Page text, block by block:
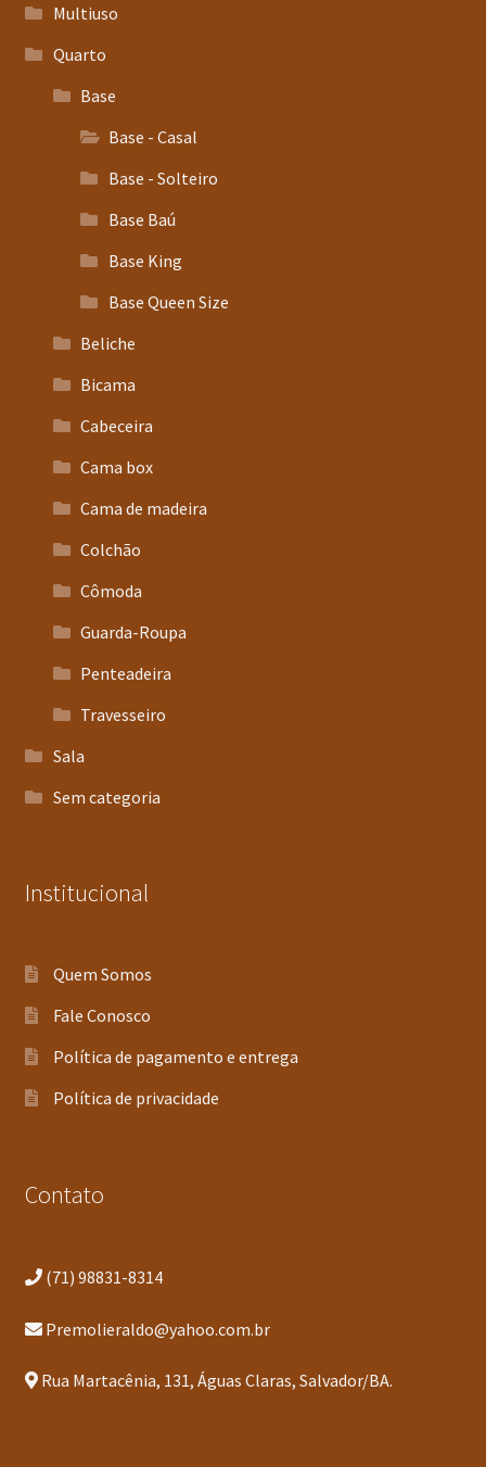
Multiuso
Quarto
Base
Base - Casal
Base - Solteiro
Base Baú
Base King
Base Queen Size
Beliche
Bicama
Cabeceira
Cama box
Cama de madeira
Colchão
Cômoda
Guarda-Roupa
Penteadeira
Travesseiro
Sala
Sem categoria
Institucional
Quem Somos
Fale Conosco
Política de pagamento e entrega
Política de privacidade
Contato
(71) 98831-8314
Premolieraldo@yahoo.com.br
Rua Martacênia, 131, Águas Claras, Salvador/BA.